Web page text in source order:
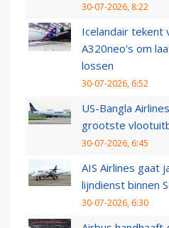
30-07-2026, 8:22
Icelandair tekent
A320neo's om
lossen
30-07-2026, 6:52
US-Bangla
grootste
30-07-2026, 6:45
AIS Airlines gaat
lijndienst binnen
30-07-2026, 6:30